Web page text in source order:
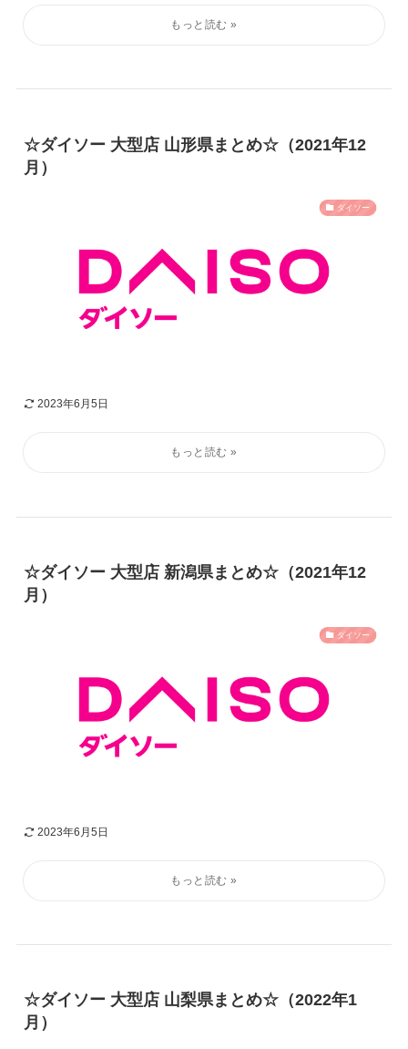
☆ダイソー 大型店 山形県まとめ☆（2021年12
月）
ダイソー
2023年6月5日
☆ダイソー 大型店 新潟県まとめ☆（2021年12
月）
ダイソー
2023年6月5日
☆ダイソー 大型店 山梨県まとめ☆（2022年1
月）